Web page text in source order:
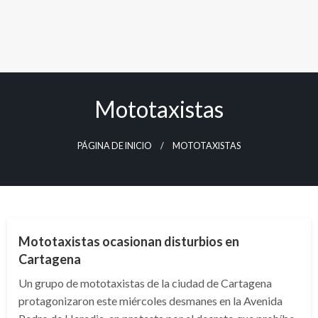
Mototaxistas
PÁGINA DE INICIO MOTOTAXISTAS
Mototaxistas ocasionan disturbios en
Cartagena
Un grupo de mototaxistas de la ciudad de Cartagena
protagonizaron este miércoles desmanes en la Avenida